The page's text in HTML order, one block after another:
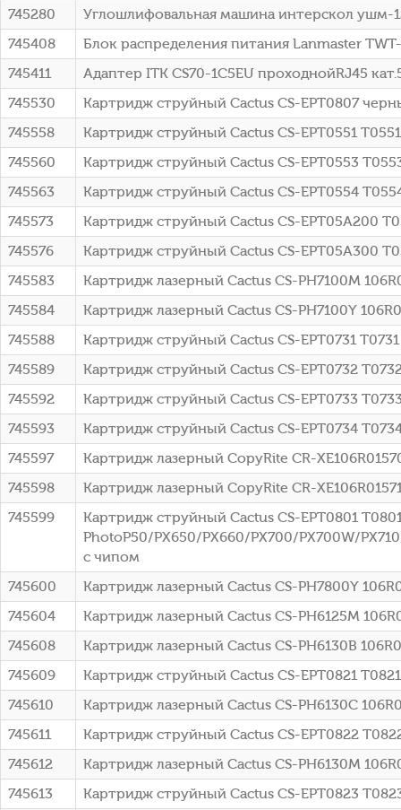
745280
Углошлифовальная машина интерскол ушм-
745408
Блок распределения питания Lanmaster
745411
Адаптер ITK CS70-1C5EU проходнойRJ45
745530
Картридж струйный Cactus CS-EPT0807
745558
Картридж струйный Cactus CS-EPT0551
745560
Картридж струйный Cactus CS-EPT0553
745563
Картридж струйный Cactus CS-EPT0554
745573
Картридж струйный Cactus CS-EPT05A200
745576
Картридж струйный Cactus CS-EPT05A300
745583
Картридж лазерный Cactus CS-PH7100M
745584
Картридж лазерный Cactus CS-PH7100Y
745588
Картридж струйный Cactus CS-EPT0731
745589
Картридж струйный Cactus CS-EPT0732
745592
Картридж струйный Cactus CS-EPT0733
745593
Картридж струйный Cactus CS-EPT0734
745597
Картридж лазерный CopyRite CR-
745598
Картридж лазерный CopyRite CR-
745599
Картридж струйный Cactus CS-EPT0801
PhotoP50/PX650/PX660/PX700/PX700W/
с чипом
745600
Картридж лазерный Cactus CS-PH7800Y
745604
Картридж лазерный Cactus CS-PH6125M
745608
Картридж лазерный Cactus CS-PH6130B
745609
Картридж струйный Cactus CS-EPT0821
745610
Картридж лазерный Cactus CS-PH6130C
745611
Картридж струйный Cactus CS-EPT0822
745612
Картридж лазерный Cactus CS-PH6130M
745613
Картридж струйный Cactus CS-EPT0823